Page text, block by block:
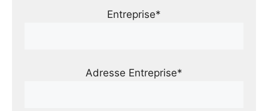
Entreprise*
Adresse Entreprise*